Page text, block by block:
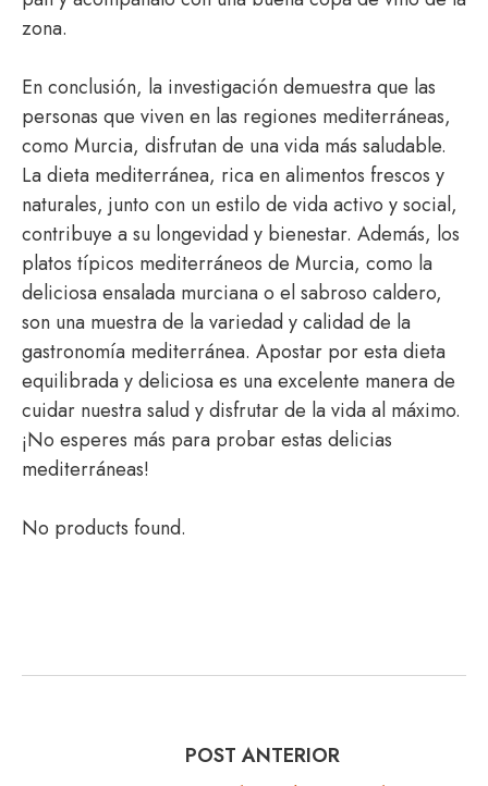
zona.
En conclusión, la investigación demuestra que las
personas que viven en las regiones mediterráneas,
como Murcia, disfrutan de una vida más saludable.
La dieta mediterránea, rica en alimentos frescos y
naturales, junto con un estilo de vida activo y social,
contribuye a su longevidad y bienestar. Además, los
platos típicos mediterráneos de Murcia, como la
deliciosa ensalada murciana o el sabroso caldero,
son una muestra de la variedad y calidad de la
gastronomía mediterránea. Apostar por esta dieta
equilibrada y deliciosa es una excelente manera de
cuidar nuestra salud y disfrutar de la vida al máximo.
¡No esperes más para probar estas delicias
mediterráneas!
No products found.
POST ANTERIOR